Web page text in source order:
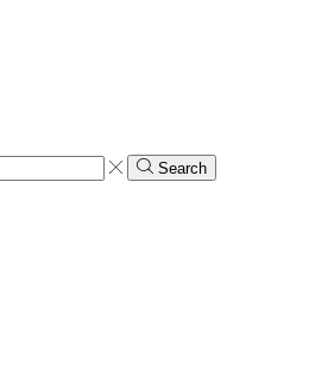
Search